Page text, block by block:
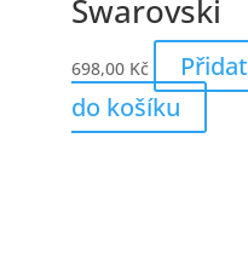
Swarovski
698,00 Kč
Přidat
do košíku